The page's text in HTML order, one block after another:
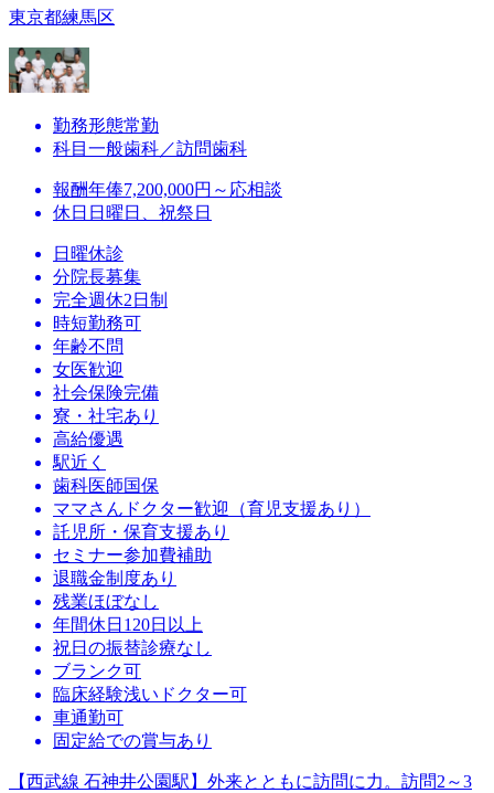
東京都練馬区
勤務形態常勤
科目 一般歯科／訪問歯科
報酬年俸7,200,000円～応相談
休日 日曜日、祝祭日
日曜休診
分院長募集
完全週休2日制
時短勤務可
年齢不問
女医歓迎
社会保険完備
寮・社宅あり
高給優遇
駅近く
歯科医師国保
ママさんドクター歓迎（育児支援あり）
託児所・保育支援あり
セミナー参加費補助
退職金制度あり
残業ほぼなし
年間休日120日以上
祝日の振替診療なし
ブランク可
臨床経験浅いドクター可
車通勤可
固定給での賞与あり
【西武線 石神井公園駅】外来とともに訪問に力。訪問2～3